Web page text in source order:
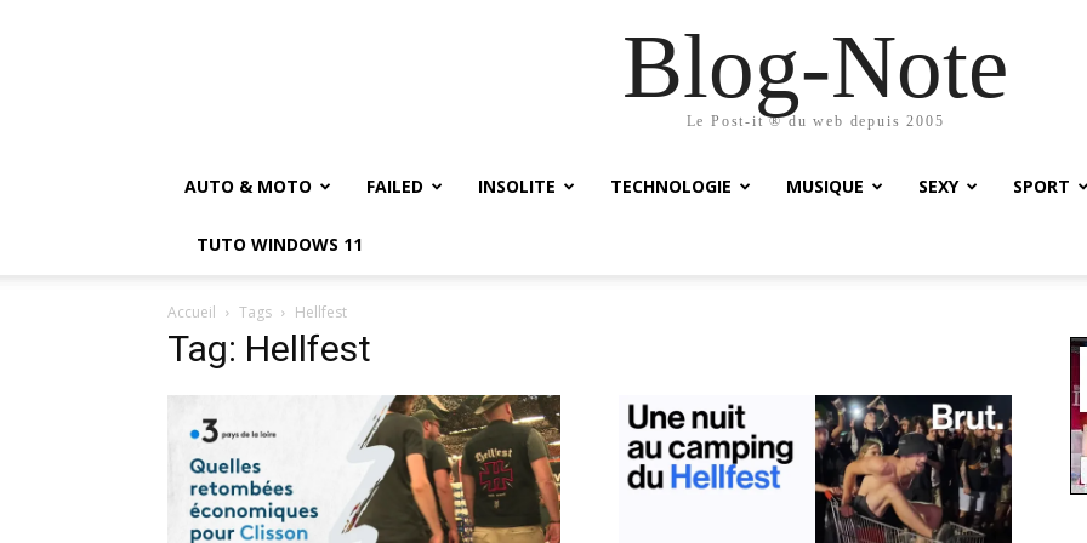
Blog-Note
Le Post-it ® du web depuis 2005
AUTO & MOTO FAILED INSOLITE TECHNOLOGIE MUSIQUE SEXY SPORT
TUTO WINDOWS 11
Accueil Tags Hellfest
Tag: Hellfest